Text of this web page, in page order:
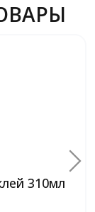
310мл